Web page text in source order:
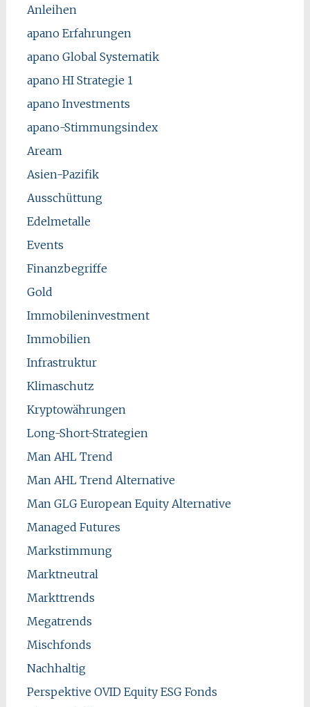
Anleihen
apano Erfahrungen
apano Global Systematik
apano HI Strategie 1
apano Investments
apano-Stimmungsindex
Aream
Asien-Pazifik
Ausschüttung
Edelmetalle
Events
Finanzbegriffe
Gold
Immobileninvestment
Immobilien
Infrastruktur
Klimaschutz
Kryptowährungen
Long-Short-Strategien
Man AHL Trend
Man AHL Trend Alternative
Man GLG European Equity Alternative
Managed Futures
Markstimmung
Marktneutral
Markttrends
Megatrends
Mischfonds
Nachhaltig
Perspektive OVID Equity ESG Fonds